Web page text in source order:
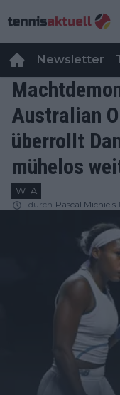
Newsletter
Australian
überrollt
mühelos
WTA
durch Pascal Michiels